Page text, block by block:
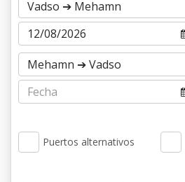
Puertos alternativos